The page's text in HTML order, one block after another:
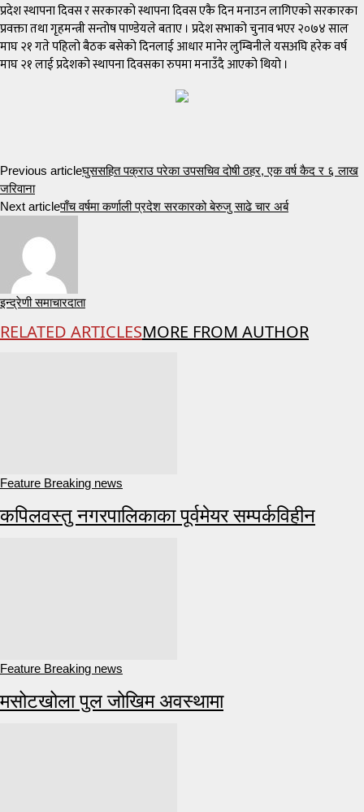
प्रदेश स्थापना दिवस र सरकारको स्थापना दिवस एकै दिन मनाउन लागिएको सरकारका
प्रवक्ता तथा गृहमन्त्री सन्तोष पाण्डेयले बताए । प्रदेश सभाको चुनाव भएर २०७४ साल
माघ २१ गते पहिलो बैठक बसेको दिनलाई आधार मानेर लुम्बिनीले यसअघि हरेक वर्ष
माघ २१ लाई प्रदेशको स्थापना दिवसका रुपमा मनाउँदै आएको थियो ।
Previous articleघुससहित पक्राउ परेका उपसचिव दोषी ठहर, एक वर्ष कैद र ६ लाख
जरिवाना
Next articleपाँच वर्षमा कर्णाली प्रदेश सरकारको बेरुजु साढे चार अर्ब
इन्द्रेणी समाचारदाता
RELATED ARTICLESMORE FROM AUTHOR
Feature Breaking news
कपिलवस्तु नगरपालिकाका पूर्वमेयर सम्पर्कविहीन
Feature Breaking news
मसोटखोला पुल जोखिम अवस्थामा